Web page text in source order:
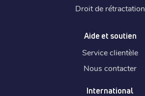
Droit de rétractation
Aide et soutien
Service clientèle
Nous contacter
International